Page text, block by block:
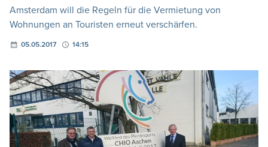
Amsterdam will die Regeln für die Vermietung von
Wohnungen an Touristen erneut verschärfen.
05.05.2017 14:15